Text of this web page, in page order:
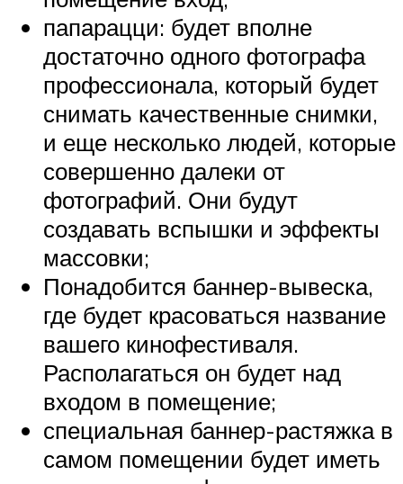
папарацци: будет вполне
достаточно одного фотографа
профессионала, который будет
снимать качественные снимки,
и еще несколько людей, которые
совершенно далеки от
фотографий. Они будут
создавать вспышки и эффекты
массовки;
Понадобится баннер-вывеска,
где будет красоваться название
вашего кинофестиваля.
Располагаться он будет над
входом в помещение;
специальная баннер-растяжка в
самом помещении будет иметь